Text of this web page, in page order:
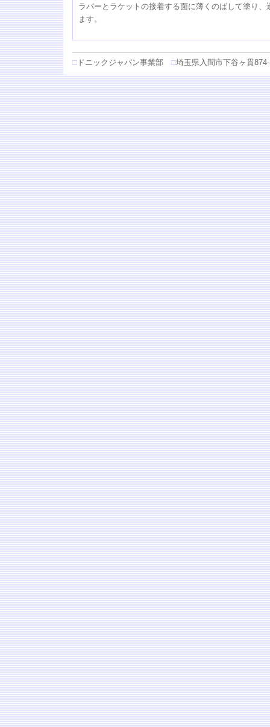
ラバーとラケットの接着する面に薄くのばして塗り
ます。
□ ドニックジャパン事業部 □埼玉県入間市下谷ヶ貫